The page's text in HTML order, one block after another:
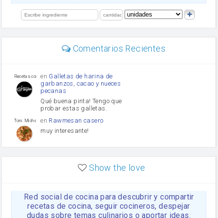
limón
Comentarios Recientes
Recetas con sazon
en Galletas de harina de
garbanzos, cacao y nueces
pecanas
Qué buena pinta! Tengo que
probar estas galletas.
Toni Michel Caubet
en Rawmesan casero
muy interesante!
enLasaña casera fácil y
HOJALDROSA TV
enGachas de la abuela
Rosa
https://youtu.be/Mz69gcVO3sI
Show the love
Red social de cocina para descubrir y compartir
recetas de cocina, seguir cocineros, despejar
dudas sobre temas culinarios o aportar ideas.